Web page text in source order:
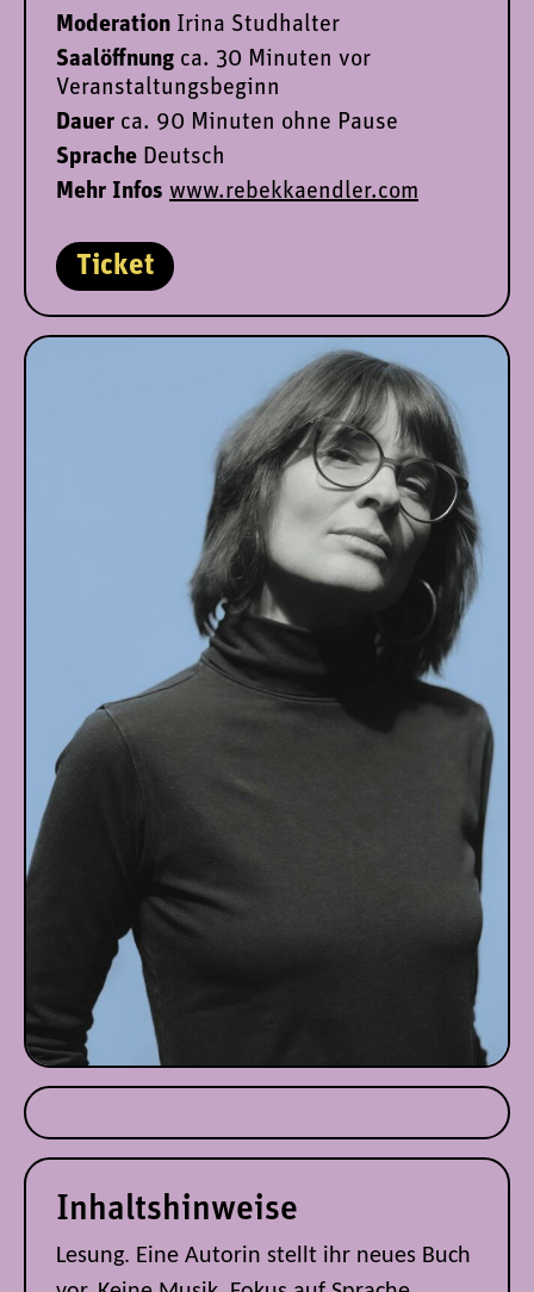
Moderation Irina Studhalter
Saalöffnung ca. 30 Minuten vor
Veranstaltungsbeginn
Dauer ca. 90 Minuten ohne Pause
Sprache Deutsch
Mehr Infos www.rebekkaendler.com
Ticket
Inhaltshinweise
Lesung. Eine Autorin stellt ihr neues Buch